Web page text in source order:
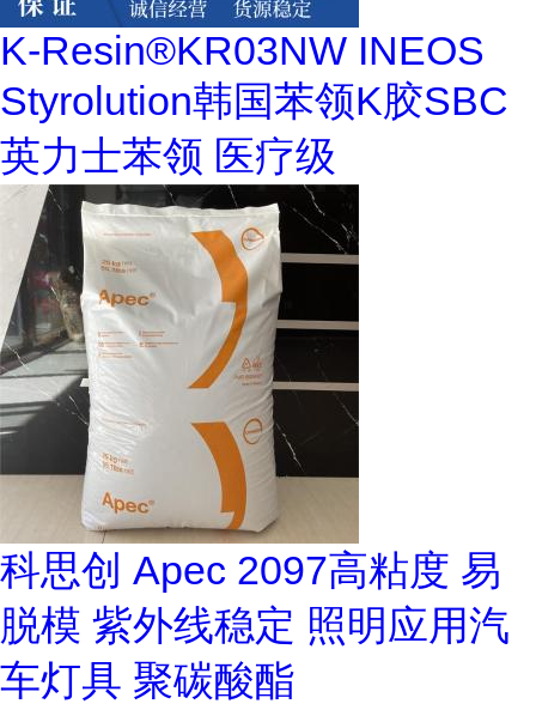
K-Resin®KR03NW INEOS
Styrolution韩国苯领K胶SBC
英力士苯领 医疗级
科思创 Apec 2097高粘度 易
脱模 紫外线稳定 照明应用汽
车灯具 聚碳酸酯